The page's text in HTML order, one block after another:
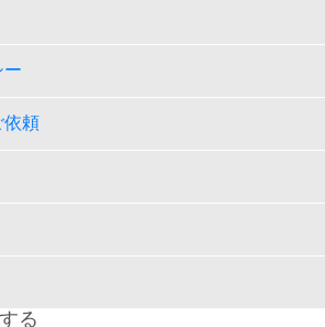
ー
依頼
る